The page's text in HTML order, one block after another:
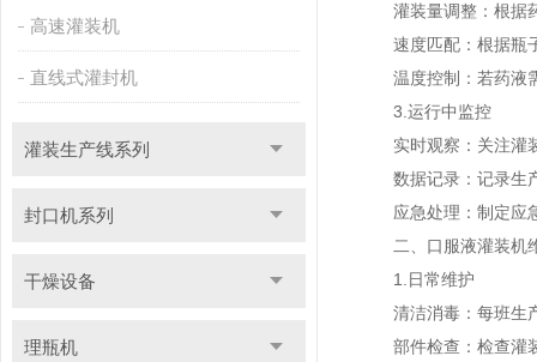
高速灌装机
直线式灌封机
灌装生产线系列
封口机系列
干燥设备
理瓶机
灌装量调整：根据药
速度匹配：根据瓶子
温度控制：若药液需
3.运行中监控
实时观察：关注灌装
数据记录：记录生产
应急处理：制定应急
二、口服液灌装机维
1.日常维护
清洁消毒：每班生产
部件检查：检查灌装